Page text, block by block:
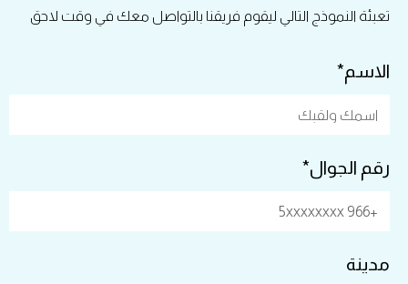
تعبئة النموذج التالي ليقوم فريقنا بالتواصل معك في وقت لاحق
الاسم*
رقم الجوال*
مدينة